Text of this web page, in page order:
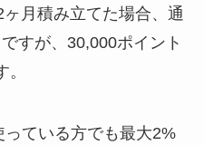
月積み立てた場合、通
すが、30,000ポイント
っている方でも最大2%